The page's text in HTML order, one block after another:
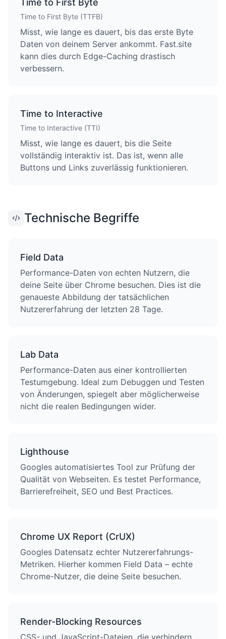
Time to First Byte
Time to First Byte (TTFB)
Misst, wie lange es dauert, bis das erste Byte
Daten von deinem Server ankommt. Fast.site
kann dies durch Edge-Caching drastisch
verbessern.
Time to Interactive
Time to Interactive (TTI)
Misst, wie lange es dauert, bis die Seite
vollständig interaktiv ist. Das ist, wenn alle
Buttons und Links zuverlässig funktionieren.
Technische Begriffe
Field Data
Performance-Daten von echten Nutzern, die
deine Seite über Chrome besuchen. Dies ist die
genaueste Abbildung der tatsächlichen
Nutzererfahrung der letzten 28 Tage.
Lab Data
Performance-Daten aus einer kontrollierten
Testumgebung. Ideal zum Debuggen und Testen
von Änderungen, spiegelt aber möglicherweise
nicht die realen Bedingungen wider.
Lighthouse
Googles automatisiertes Tool zur Prüfung der
Qualität von Webseiten. Es testet Performance,
Barrierefreiheit, SEO und Best Practices.
Chrome UX Report (CrUX)
Googles Datensatz echter Nutzererfahrungs-
Metriken. Hierher kommen Field Data – echte
Chrome-Nutzer, die deine Seite besuchen.
Render-Blocking Resources
CSS- und JavaScript-Dateien, die verhindern,